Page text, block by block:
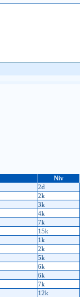
Niv
2d
2k
3k
4k
7k
15k
1k
2k
5k
6k
6k
7k
12k